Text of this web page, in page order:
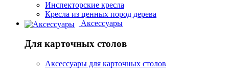
Инспекторские кресла
Кресла из ценных пород дерева
Аксессуары
Для карточных столов
Аксессуары для карточных столов